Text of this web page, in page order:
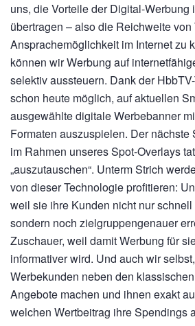
uns, die Vorteile der Digital-Werbung
übertragen – also die Reichweite
Ansprachemöglichkeit im Internet zu
können wir Werbung auf
selektiv aussteuern. Dank der
schon heute möglich, auf aktuellen
ausgewählte digitale Werbebanner
Formaten auszuspielen. Der nächste
im Rahmen unseres Spot-Overlays
„auszutauschen“. Unterm Strich
von dieser Technologie profitieren:
weil sie ihre Kunden nicht nur schnell
sondern noch zielgruppengenauer
Zuschauer, weil damit Werbung für
informativer wird. Und auch wir
Werbekunden neben den
Angebote machen und ihnen exakt
welchen Wertbeitrag ihre Spendings